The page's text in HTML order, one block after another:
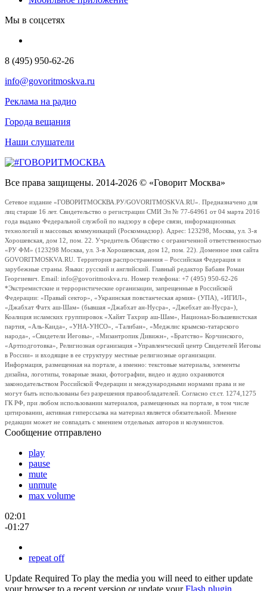
Мы в соцсетях
8 (495) 950-62-26
info@govoritmoskva.ru
Реклама на радио
Города вещания
Наши слушатели
Все права защищены. 2014-2026 © «Говорит Москва»
Сетевое издание «ГОВОРИТМОСКВА.РУ/GOVORITMOSKVA.RU». Предназначено для
лиц старше 16 лет. Свидетельство о регистрации СМИ Эл № 77-64961 от 04 марта 2016
года выдано Федеральной службой по надзору в сфере связи, информационных
технологий и массовых коммуникаций (Роскомнадзор). Адрес: 123298, Москва, ул. 3-я
Хорошевская, дом 12, пом. 22. Учредитель Общество с ограниченной ответственностью
«РУ ФМ» (123298 Москва, ул. 3-я Хорошевская, дом 12, пом. 22). Доменное имя сайта
GOVORITMOSKVA.RU. Территория распространения – Российская Федерация и
зарубежные страны. Языки: русский и английский. Главный редактор Бабаян Роман
Георгиевич. Email: info@govoritmoskva.ru. Номер телефона: +7 (495) 950-62-26
*Экстремистские и террористические организации, запрещенные в Российской
Федерации: «Правый сектор», «Украинская повстанческая армия» (УПА), «ИГИЛ»,
«Джабхат Фатх аш-Шам» (бывшая «Джабхат ан-Нусра», «Джебхат ан-Нусра»),
Коалиция исламских группировок «Хайят Тахрир аш-Шам», Национал-Большевистская
партия, «Аль-Каида», «УНА-УНСО», «Талибан», «Меджлис крымско-татарского
народа», «Свидетели Иеговы», «Мизантропик Дивижн», «Братство» Корчинского,
«Артподготовка», Религиозная организация «Управленческий центр Свидетелей Иеговы
в России» и входящие в ее структуру местные религиозные организации.
Информация, размещенная на портале, а именно: текстовые материалы, элементы
дизайна, логотипы, товарные знаки, фотографии, видео и аудио охраняются
законодательством Российской Федерации и международными нормами права и не
могут быть использованы без разрешения правообладателей. Согласно ст.ст. 1274,1275
ГК РФ, при любом использовании материалов, размещенных на портале, в том числе
цитировании, активная гиперссылка на материал является обязательной. Мнение
редакции может не совпадать с мнением отдельных авторов и колумнистов.
Сообщение отправлено
play
pause
mute
unmute
max volume
02:01
-01:27
repeat off
Update Required To play the media you will need to either update
your browser to a recent version or update yourFlash plugin